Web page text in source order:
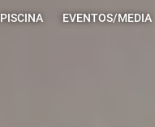
PISCINA EVENTOS/MEDIA